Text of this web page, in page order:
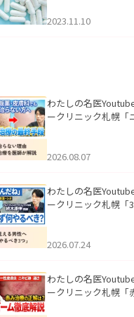
2023.11.10
わたしの名医
ークリニック札幌「
ました。
2026.08.07
わたしの名医
ークリニック札幌「
た。
2026.07.24
わたしの名医
ークリニック札幌「